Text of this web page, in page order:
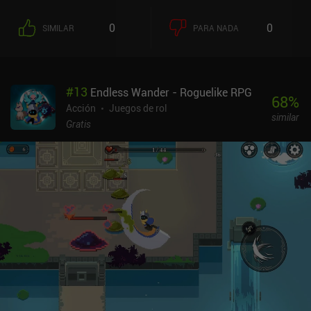
recompensa nos espera tras cada puerta si sobrevivimos,
podemos ser algo estratégicos a la hora de elegir. Cuando
podemos desbloquear profesiones, como la minería, que nos
permite extraer minerales de las mazmorras. Estos minerales
pueden usarse después para fabricar equipo. Lo ames o lo odies, el
gratuitos en la tienda y algunos eventos que se desbloquean más
adelante. Al final, nos topamos con un "muro" de progresión suave
que nos obliga a mejorar a nuestro héroe y sus objetos, lo cual es
muy caro. Desgraciadamente, en ese punto tenemos que pagar
dinero real para progresar más rápido o machacarnos. Dungero:
Archero Roguelike RPG se monetiza mediante anuncios
incentivados e iAPs de pago por ganar. Los anuncios se pueden
eliminar, pero el precio de 9,99 $ para hacerlo es bastante elevado.
No es mejor que Archero, pero tampoco peor. Una alternativa
decente si estás buscando una
SIMILAR 0 PARA NADA 0
#13 Endless Wander - Roguelike RPG
Acción
Juegos de rol
Gratis
68%
similar